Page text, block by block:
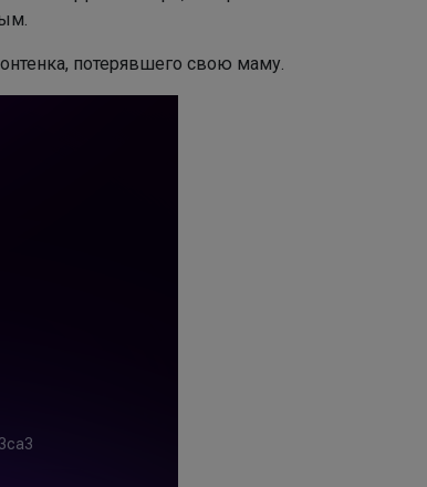
потерявшего свою маму.